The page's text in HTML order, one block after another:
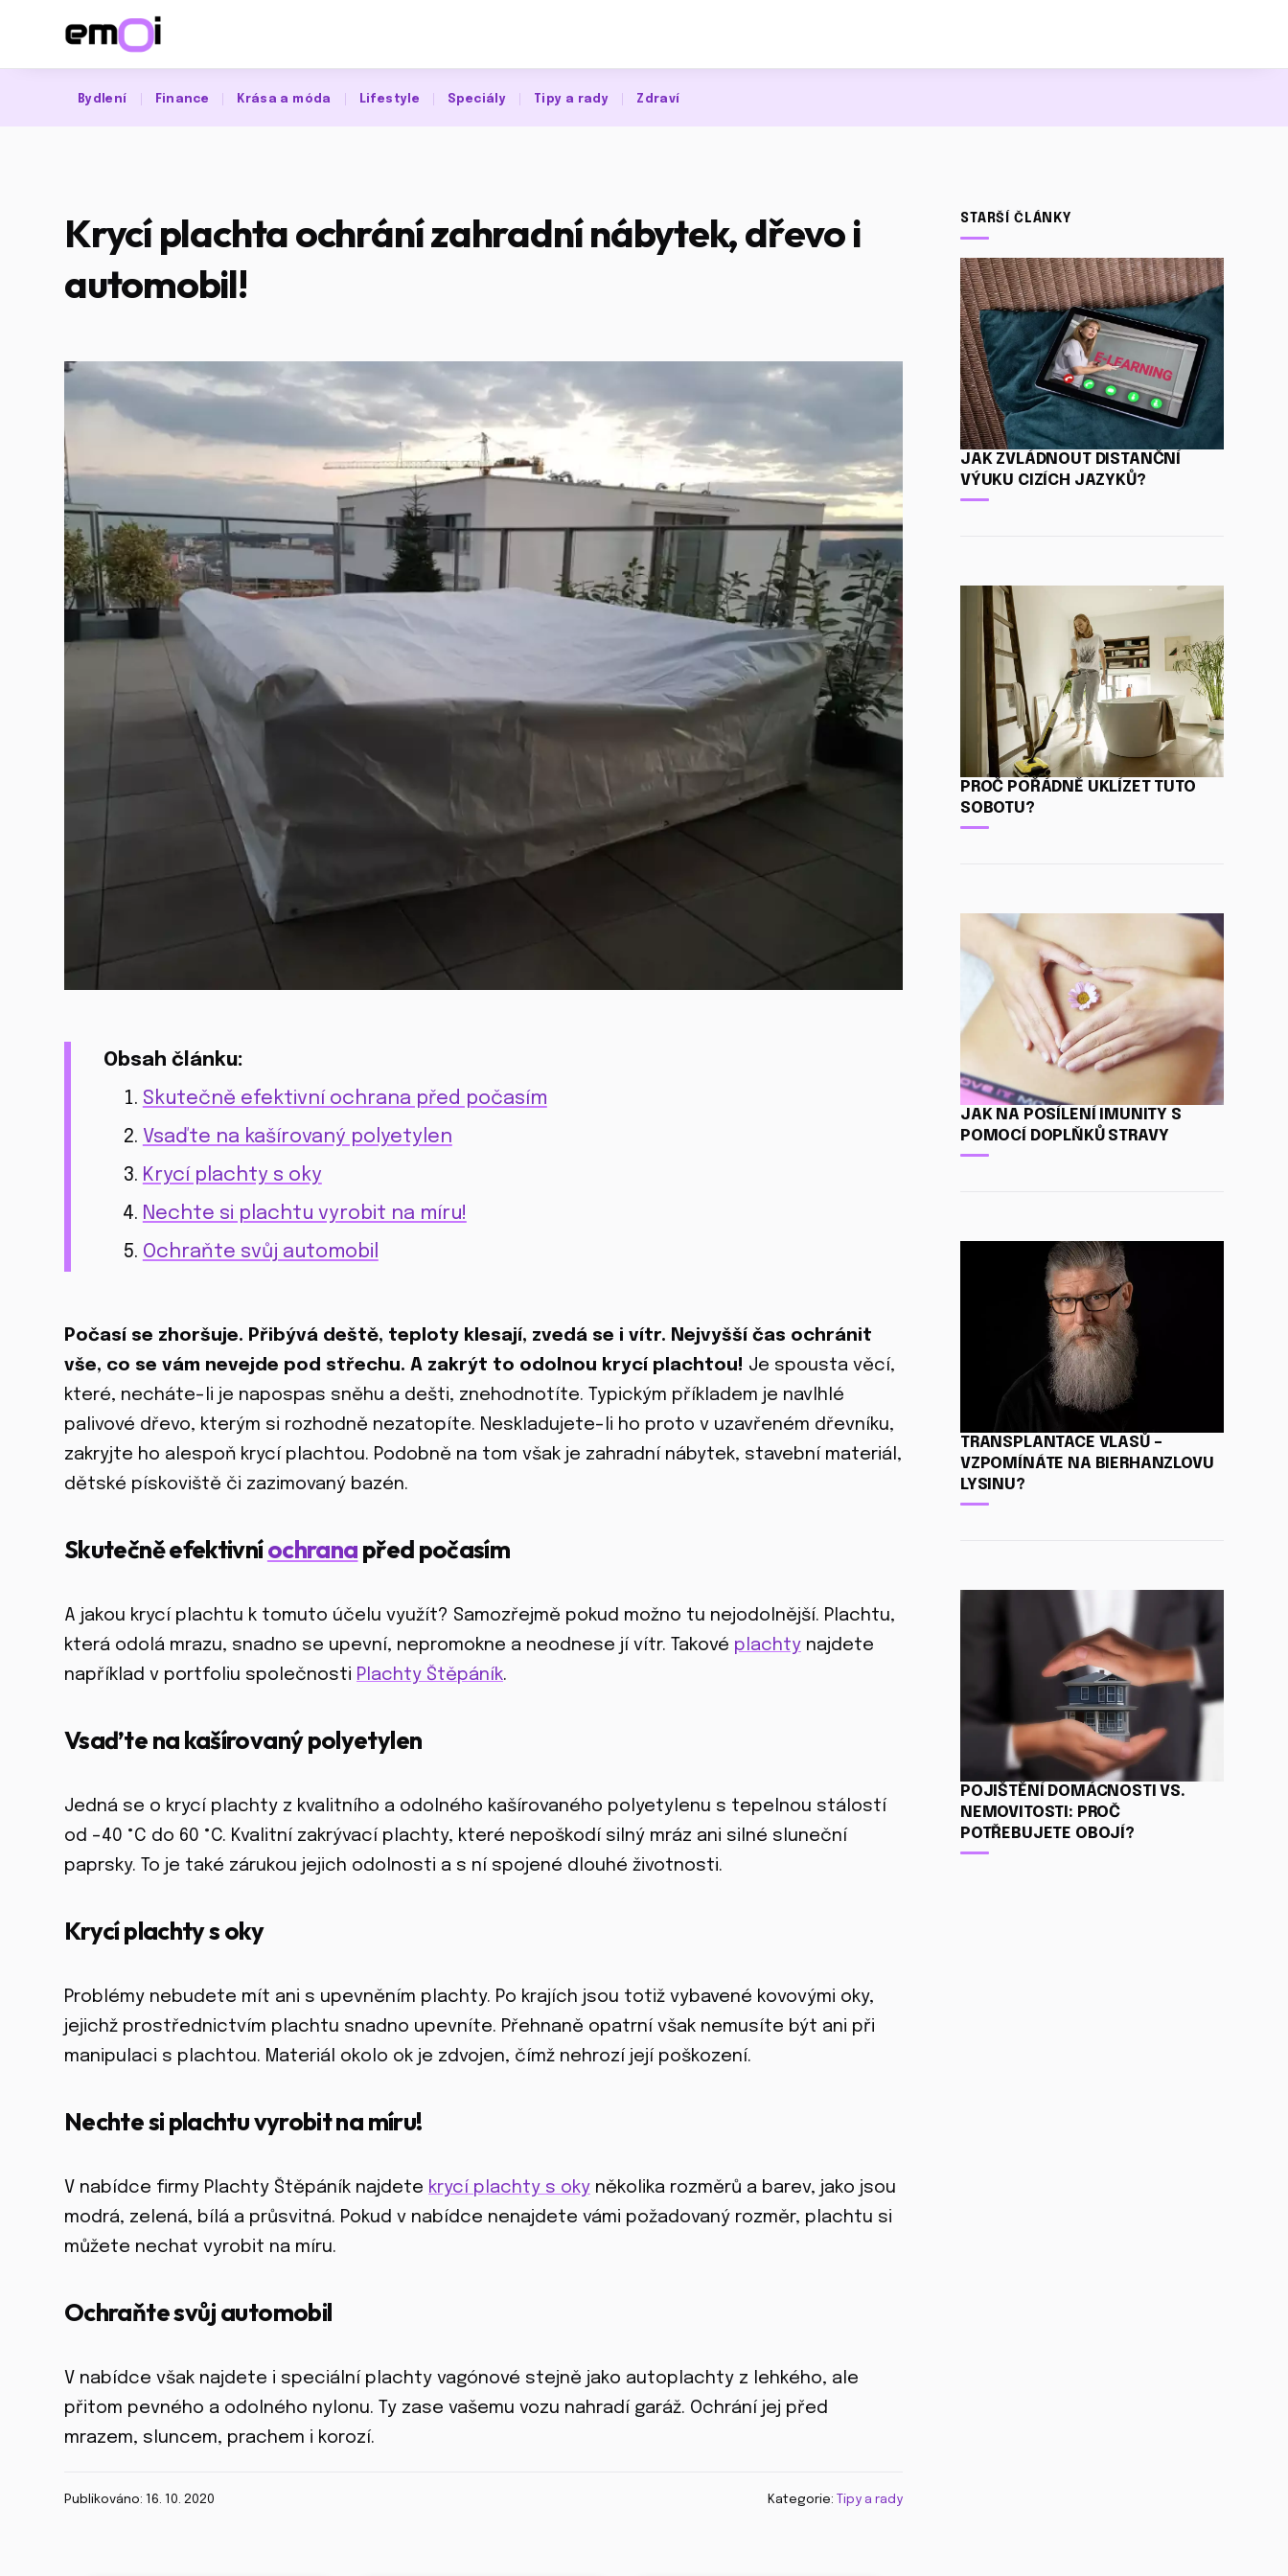
Bydlení Finance Krása a móda Lifestyle Speciály Tipy a rady Zdraví
Krycí plachta ochrání zahradní nábytek, dřevo i
automobil!
Obsah článku:
Skutečně efektivní ochrana před počasím
Vsaďte na kašírovaný polyetylen
Krycí plachty s oky
Nechte si plachtu vyrobit na míru!
Ochraňte svůj automobil
Počasí se zhoršuje. Přibývá deště, teploty klesají, zvedá se i vítr. Nejvyšší čas ochránit
vše, co se vám nevejde pod střechu. A zakrýt to odolnou krycí plachtou! Je spousta věcí,
které, necháte-li je napospas sněhu a dešti, znehodnotíte. Typickým příkladem je navlhlé
palivové dřevo, kterým si rozhodně nezatopíte. Neskladujete-li ho proto v uzavřeném dřevníku,
zakryjte ho alespoň krycí plachtou. Podobně na tom však je zahradní nábytek, stavební materiál,
dětské pískoviště či zazimovaný bazén.
Skutečně efektivníochranapřed počasím
A jakou krycí plachtu k tomuto účelu využít? Samozřejmě pokud možno tu nejodolnější. Plachtu,
která odolá mrazu, snadno se upevní, nepromokne a neodnese jí vítr. Takové plachty najdete
například v portfoliu společnosti Plachty Štěpáník.
Vsaďte na kašírovaný polyetylen
Jedná se o krycí plachty z kvalitního a odolného kašírovaného polyetylenu s tepelnou stálostí
od -40 °C do 60 °C. Kvalitní zakrývací plachty, které nepoškodí silný mráz ani silné sluneční
paprsky. To je také zárukou jejich odolnosti a s ní spojené dlouhé životnosti.
Krycí plachty s oky
Problémy nebudete mít ani s upevněním plachty. Po krajích jsou totiž vybavené kovovými oky,
jejichž prostřednictvím plachtu snadno upevníte. Přehnaně opatrní však nemusíte být ani při
manipulaci s plachtou. Materiál okolo ok je zdvojen, čímž nehrozí její poškození.
Nechte si plachtu vyrobit na míru!
V nabídce firmy Plachty Štěpáník najdete krycí plachty s oky několika rozměrů a barev, jako jsou
modrá, zelená, bílá a průsvitná. Pokud v nabídce nenajdete vámi požadovaný rozměr, plachtu si
můžete nechat vyrobit na míru.
Ochraňte svůj automobil
V nabídce však najdete i speciální plachty vagónové stejně jako autoplachty z lehkého, ale
přitom pevného a odolného nylonu. Ty zase vašemu vozu nahradí garáž. Ochrání jej před
mrazem, sluncem, prachem i korozí.
Publikováno: 16. 10. 2020 Kategorie: Tipy a rady
STARŠÍ ČLÁNKY
JAK ZVLÁDNOUT DISTANČNÍ
VÝUKU CIZÍCH JAZYKŮ?
PROČ POŘÁDNĚ UKLÍZET TUTO
SOBOTU?
JAK NA POSÍLENÍ IMUNITY S
POMOCÍ DOPLŇKŮ STRAVY
TRANSPLANTACE VLASŮ –
VZPOMÍNÁTE NA BIERHANZLOVU
LYSINU?
POJIŠTĚNÍ DOMÁCNOSTI VS.
NEMOVITOSTI: PROČ
POTŘEBUJETE OBOJÍ?